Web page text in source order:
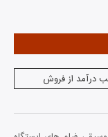
درآمد از فروش